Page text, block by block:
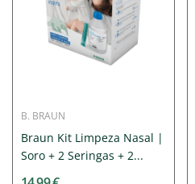
B. BRAUN
Braun Kit Limpeza Nasal |
Soro + 2 Seringas + 2...